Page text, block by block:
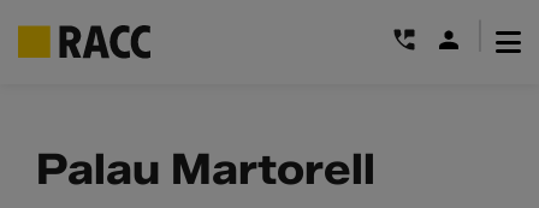
contentPalau Martorell